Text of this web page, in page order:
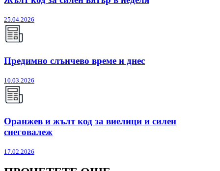
25.04.2026
Предимно слънчево време и днес
10.03.2026
Оранжев и жълт код за виелици и силен
снеговалеж
17.02.2026